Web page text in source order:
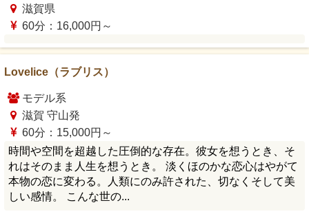
滋賀県
60分：16,000円～
Lovelice（ラブリス）
モデル系
滋賀 守山発
60分：15,000円～
時間や空間を超越した圧倒的な存在。彼女を想うとき、そ
れはそのまま人生を想うとき。 淡くほのかな恋心はやがて
本物の恋に変わる。人類にのみ許された、切なくそして美
しい感情。 こんな世の...